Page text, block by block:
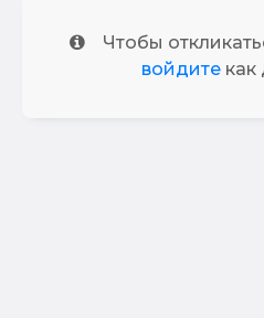
Чтобы
войдитекак